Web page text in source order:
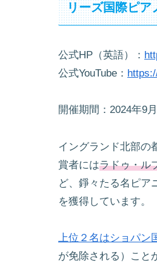
リーズ国際ピア
公式HP（英語）：
公式YouTube：
開催期間：2024年9
イングランド北部の
賞者にはラドゥ・ル
ど、錚々たる名ピア
を獲得しています。
上位２名はショパン
が免除される）こと